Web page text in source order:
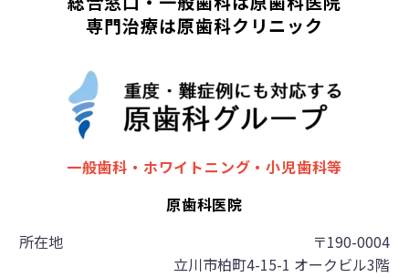
専門治療は原歯科クリニック
一般歯科・ホワイトニング・小児歯科等
原歯科医院
所在地
〒190-0004
立川市柏町4-15-1 オークビル3階